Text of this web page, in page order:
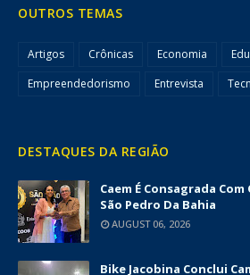
OUTROS TEMAS
Artigos Crônicas Economia
Empreendedorismo
Entrevista
DESTAQUES DA REGIÃO
Caem É Consagrada
São Pedro Da Bahia
AUGUST 06, 2026
Bike Jacobina Conclui